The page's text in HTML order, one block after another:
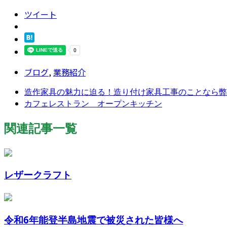
ツイート
ブログ,業務紹介
造作家具の魅力に迫る！造り付け家具工事のことなら
カフェレストラン オープンキッチン
関連記事一覧
レザークラフト
令和6年能登半島地震で被災された皆様へ